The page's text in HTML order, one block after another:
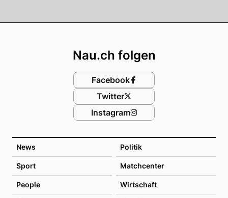
News Politik
Sport Matchcenter
People Wirtschaft
Nau.ch folgen
Facebook
Twitter
Instagram